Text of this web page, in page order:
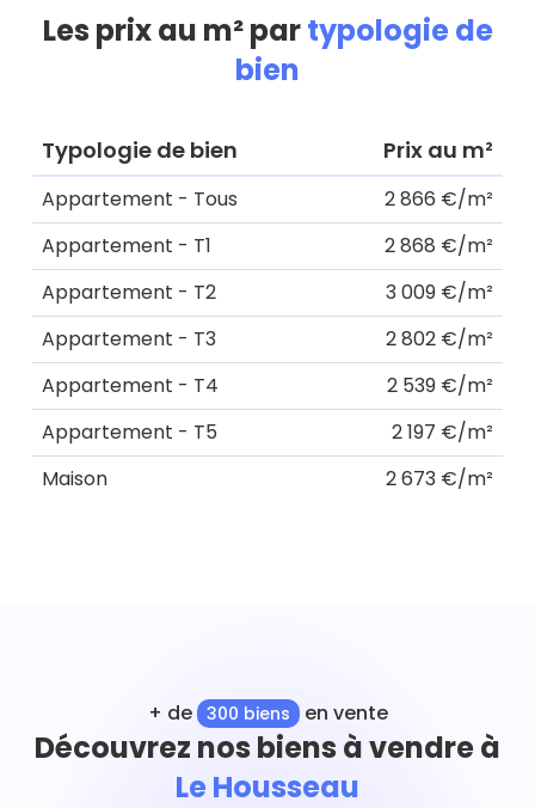
Les prix au m² partypologie de
bien
Typologie de bien Prix au m²
Appartement - Tous
2 866 €/m²
Appartement - T1
2 868 €/m²
Appartement - T2
3 009 €/m²
Appartement - T3
2 802 €/m²
Appartement - T4
2 539 €/m²
Appartement - T5
2 197 €/m²
Maison
2 673 €/m²
+ de 300 biens en vente
Découvrez nos biens à vendre à
Le Housseau